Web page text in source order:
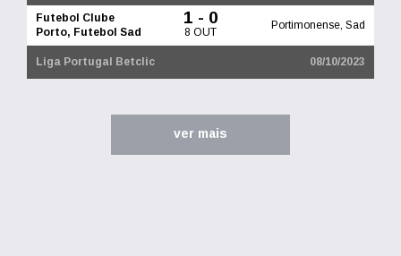
Futebol Clube
Porto, Futebol Sad
1 - 0
8 OUT
Portimonense, Sad
Liga Portugal Betclic 08/10/2023
ver mais